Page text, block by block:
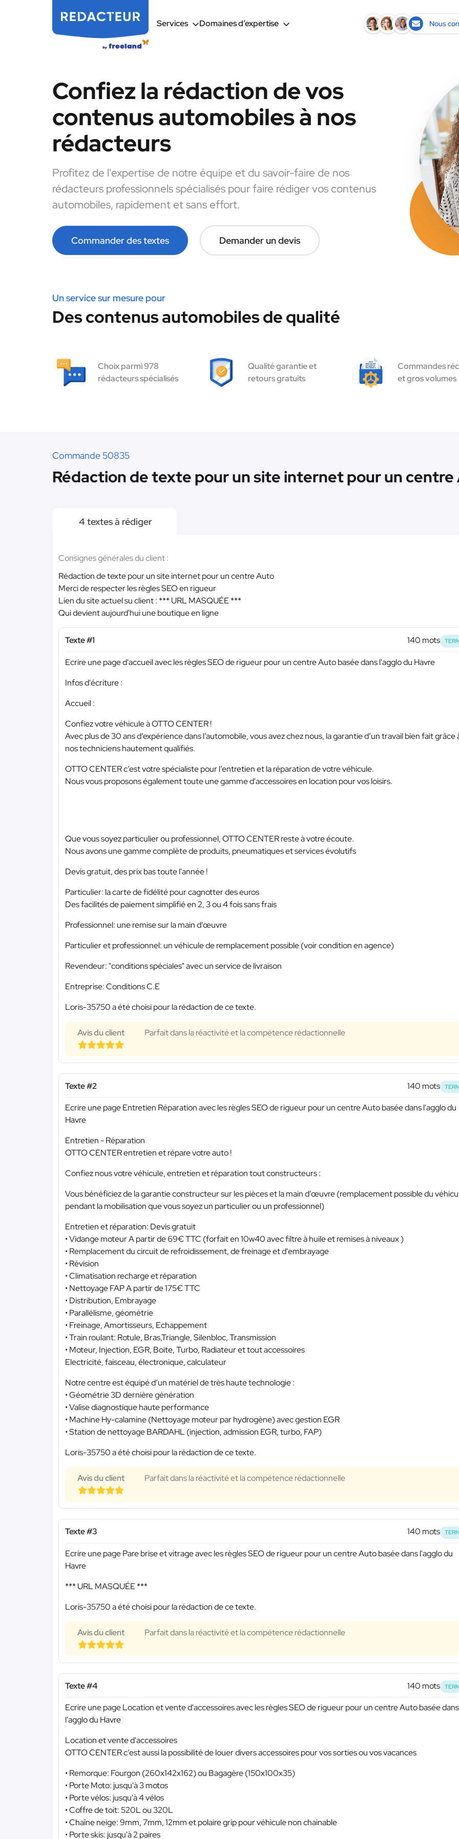
Services Domaines d’expertise Nous
Confiez la rédaction de vos
contenus automobiles à nos
rédacteurs
Profitez de l'expertise de notre équipe et du savoir-faire de nos
rédacteurs professionnels spécialisés pour faire rédiger vos contenus
automobiles, rapidement et sans effort.
Commander des textes Demander un devis
Un service sur mesure pour
Des contenus automobiles de qualité
Choix parmi 978
rédacteurs spécialisés
Qualité garantie et
retours gratuits
Commandes
et gros volumes
Commande 50835
Rédaction de texte pour un site internet pour un
4 textes à rédiger
Consignes générales du client :
Rédaction de texte pour un site internet pour un centre Auto
Merci de respecter les règles SEO en rigueur
Lien du site actuel su client : *** URL MASQUÉE ***
Qui devient aujourd'hui une boutique en ligne
Texte #1 140 mots
Ecrire une page d'accueil avec les règles SEO de rigueur pour un centre Auto basée dans l'agglo du Havre
Infos d'écriture :
Accueil :
Confiez votre véhicule à OTTO CENTER !
Avec plus de 30 ans d’expérience dans l’automobile, vous avez chez nous, la garantie d’un travail bien fait grâce
nos techniciens hautement qualifiés.
OTTO CENTER c’est votre spécialiste pour l’entretien et la réparation de votre véhicule.
Nous vous proposons également toute une gamme d'accessoires en location pour vos loisirs.
Que vous soyez particulier ou professionnel, OTTO CENTER reste à votre écoute.
Nous avons une gamme complète de produits, pneumatiques et services évolutifs
Devis gratuit, des prix bas toute l'année !
Particulier: la carte de fidélité pour cagnotter des euros
Des facilités de paiement simplifié en 2, 3 ou 4 fois sans frais
Professionnel: une remise sur la main d’œuvre
Particulier et professionnel: un véhicule de remplacement possible (voir condition en agence)
Revendeur: "conditions spéciales" avec un service de livraison
Entreprise: Conditions C.E
Loris-35750 a été choisi pour la rédaction de ce texte.
Avis du client Parfait dans la réactivité et la compétence rédactionnelle
Texte #2 140 mots
Ecrire une page Entretien Réparation avec les règles SEO de rigueur pour un centre Auto basée dans l'agglo du
Havre
Entretien - Réparation
OTTO CENTER entretien et répare votre auto !
Confiez nous votre véhicule, entretien et réparation tout constructeurs :
Vous bénéficiez de la garantie constructeur sur les pièces et la main d’œuvre (remplacement possible du
pendant la mobilisation que vous soyez un particulier ou un professionnel)
Entretien et réparation: Devis gratuit
• Vidange moteur A partir de 69€ TTC (forfait en 10w40 avec filtre à huile et remises à niveaux )
• Remplacement du circuit de refroidissement, de freinage et d'embrayage
• Révision
• Climatisation recharge et réparation
• Nettoyage FAP A partir de 175€ TTC
• Distribution, Embrayage
• Parallélisme, géométrie
• Freinage, Amortisseurs, Echappement
• Train roulant: Rotule, Bras,Triangle, Silenbloc, Transmission
• Moteur, Injection, EGR, Boite, Turbo, Radiateur et tout accessoires
Electricité, faisceau, électronique, calculateur
Notre centre est équipé d’un matériel de très haute technologie :
• Géométrie 3D dernière génération
• Valise diagnostique haute performance
• Machine Hy-calamine (Nettoyage moteur par hydrogène) avec gestion EGR
• Station de nettoyage BARDAHL (injection, admission EGR, turbo, FAP)
Loris-35750 a été choisi pour la rédaction de ce texte.
Avis du client Parfait dans la réactivité et la compétence rédactionnelle
Texte #3 140 mots
Ecrire une page Pare brise et vitrage avec les règles SEO de rigueur pour un centre Auto basée dans l'agglo du
Havre
*** URL MASQUÉE ***
Loris-35750 a été choisi pour la rédaction de ce texte.
Avis du client Parfait dans la réactivité et la compétence rédactionnelle
Texte #4 140 mots
Ecrire une page Location et vente d'accessoires avec les règles SEO de rigueur pour un centre Auto basée dans
l'agglo du Havre
Location et vente d'accessoires
OTTO CENTER c’est aussi la possibilité de louer divers accessoires pour vos sorties ou vos vacances
• Remorque: Fourgon (260x142x162) ou Bagagère (150x100x35)
• Porte Moto: jusqu'à 3 motos
• Porte vélos: jusqu'à 4 vélos
• Coffre de toit: 520L ou 320L
• Chaîne neige: 9mm, 7mm, 12mm et polaire grip pour véhicule non chainable
• Porte skis: jusqu'à 2 paires